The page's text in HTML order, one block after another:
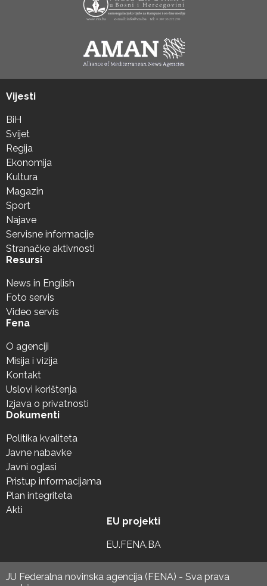
Vijesti
BiH
Svijet
Regija
Ekonomija
Kultura
Magazin
Sport
Najave
Servisne informacije
Stranačke aktivnosti
Resursi
News in English
Foto servis
Video servis
Fena
O agenciji
Misija i vizija
Kontakt
Uslovi korištenja
Izjava o privatnosti
Dokumenti
Politika kvaliteta
Javne nabavke
Javni oglasi
Pristup informacijama
Plan integriteta
Akti
EU projekti
EU.FENA.BA
JU Federalna novinska agencija (FENA) - Sva prava